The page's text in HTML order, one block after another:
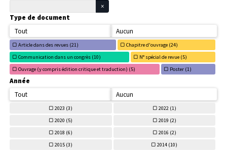
Type de document
Tout
Aucun
Article dans des revues (21) Chapitre d'ouvrage (24)
Communication dans un congrès (10) N° spécial de revue (5)
Ouvrage (y compris édition critique et traduction) (5) Poster (1)
Année
Tout
Aucun
2023 (3) 2022 (1)
2020 (5) 2019 (2)
2018 (6) 2016 (2)
2015 (3) 2014 (10)